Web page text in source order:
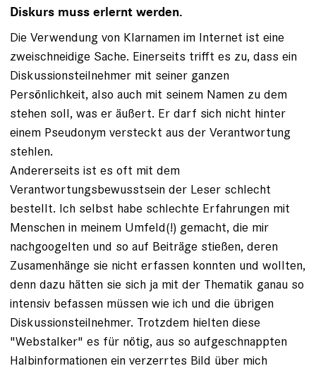
Diskurs muss erlernt werden.
Die Verwendung von Klarnamen im Internet ist eine
zweischneidige Sache. Einerseits trifft es zu, dass ein
Diskussionsteilnehmer mit seiner ganzen
Persönlichkeit, also auch mit seinem Namen zu dem
stehen soll, was er äußert. Er darf sich nicht hinter
einem Pseudonym versteckt aus der Verantwortung
stehlen.
Andererseits ist es oft mit dem
Verantwortungsbewusstsein der Leser schlecht
bestellt. Ich selbst habe schlechte Erfahrungen mit
Menschen in meinem Umfeld(!) gemacht, die mir
nachgoogelten und so auf Beiträge stießen, deren
Zusamenhänge sie nicht erfassen konnten und wollten,
denn dazu hätten sie sich ja mit der Thematik ganau so
intensiv befassen müssen wie ich und die übrigen
Diskussionsteilnehmer. Trotzdem hielten diese
"Webstalker" es für nötig, aus so aufgeschnappten
Halbinformationen ein verzerrtes Bild über mich